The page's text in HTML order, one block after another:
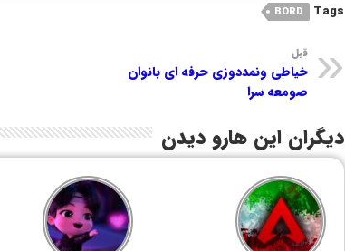
Tags
BORD
قبل
خیاطی ونمددوزی حرفه ای بانوان
صومعه سرا
دیگران این هارو دیدن